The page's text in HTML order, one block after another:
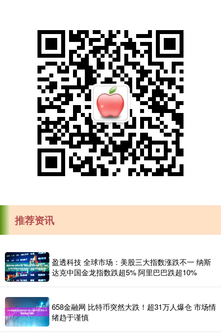
推荐资讯
盈透科技 全球市场：美股三大指数涨跌不一 纳斯
达克中国金龙指数跌超5% 阿里巴巴跌超10%
658金融网 比特币突然大跌！超31万人爆仓 市场情
绪趋于谨慎